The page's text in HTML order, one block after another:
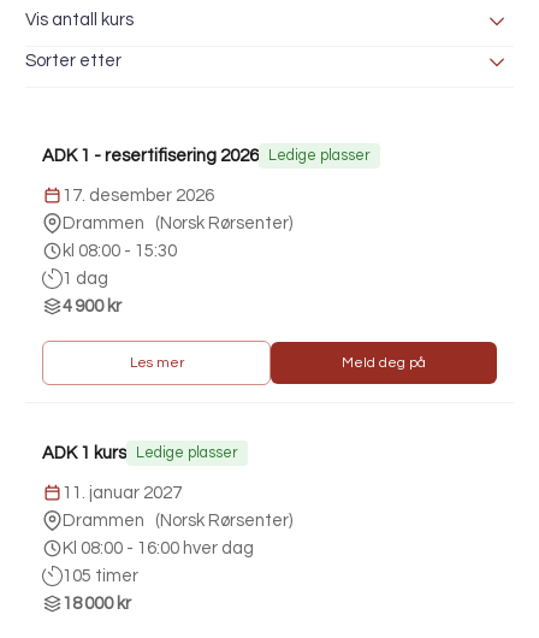
Vis antall kurs
Sorter etter
ADK 1 - resertifisering 2026 Ledige plasser
17. desember 2026
Drammen ( Norsk Rørsenter)
kl 08:00 - 15:30
1 dag
4 900 kr
Les mer Meld deg på
ADK 1 kurs Ledige plasser
11. januar 2027
Drammen ( Norsk Rørsenter)
Kl 08:00 - 16:00 hver dag
105 timer
18 000 kr